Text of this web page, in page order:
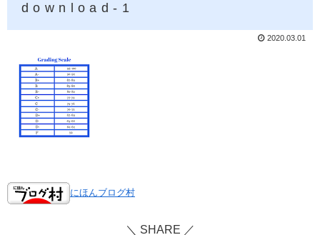
download-1
2020.03.01
にほんブログ村
＼ SHARE ／